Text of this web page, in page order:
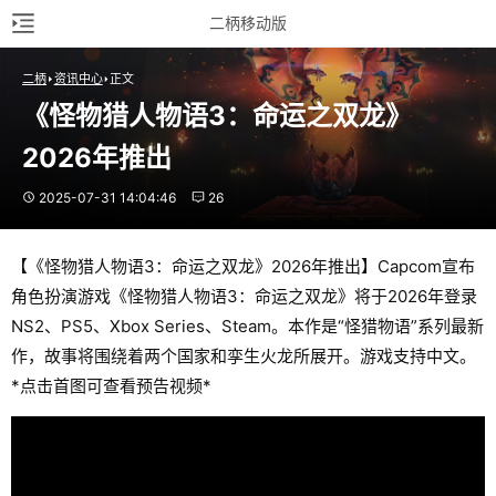
二柄移动版
二柄 资讯中心 正文
《怪物猎人物语3：命运之双龙》
2026年推出
2025-07-31 14:04:46 26
【《怪物猎人物语3：命运之双龙》2026年推出】Capcom宣布
角色扮演游戏《怪物猎人物语3：命运之双龙》将于2026年登录
NS2、PS5、Xbox Series、Steam。本作是“怪猎物语”系列最新
作，故事将围绕着两个国家和孪生火龙所展开。游戏支持中文。
*点击首图可查看预告视频*